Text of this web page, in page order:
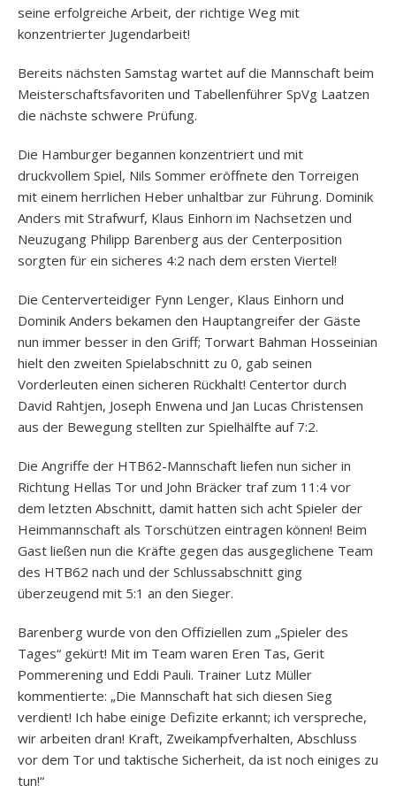
seine erfolgreiche Arbeit, der richtige Weg mit
konzentrierter Jugendarbeit!
Bereits nächsten Samstag wartet auf die Mannschaft beim
Meisterschaftsfavoriten und Tabellenführer SpVg Laatzen
die nächste schwere Prüfung.
Die Hamburger begannen konzentriert und mit
druckvollem Spiel, Nils Sommer eröffnete den Torreigen
mit einem herrlichen Heber unhaltbar zur Führung. Dominik
Anders mit Strafwurf, Klaus Einhorn im Nachsetzen und
Neuzugang Philipp Barenberg aus der Centerposition
sorgten für ein sicheres 4:2 nach dem ersten Viertel!
Die Centerverteidiger Fynn Lenger, Klaus Einhorn und
Dominik Anders bekamen den Hauptangreifer der Gäste
nun immer besser in den Griff; Torwart Bahman Hosseinian
hielt den zweiten Spielabschnitt zu 0, gab seinen
Vorderleuten einen sicheren Rückhalt! Centertor durch
David Rahtjen, Joseph Enwena und Jan Lucas Christensen
aus der Bewegung stellten zur Spielhälfte auf 7:2.
Die Angriffe der HTB62-Mannschaft liefen nun sicher in
Richtung Hellas Tor und John Bräcker traf zum 11:4 vor
dem letzten Abschnitt, damit hatten sich acht Spieler der
Heimmannschaft als Torschützen eintragen können! Beim
Gast ließen nun die Kräfte gegen das ausgeglichene Team
des HTB62 nach und der Schlussabschnitt ging
überzeugend mit 5:1 an den Sieger.
Barenberg wurde von den Offiziellen zum „Spieler des
Tages“ gekürt! Mit im Team waren Eren Tas, Gerit
Pommerening und Eddi Pauli. Trainer Lutz Müller
kommentierte: „Die Mannschaft hat sich diesen Sieg
verdient! Ich habe einige Defizite erkannt; ich verspreche,
wir arbeiten dran! Kraft, Zweikampfverhalten, Abschluss
vor dem Tor und taktische Sicherheit, da ist noch einiges zu
tun!“